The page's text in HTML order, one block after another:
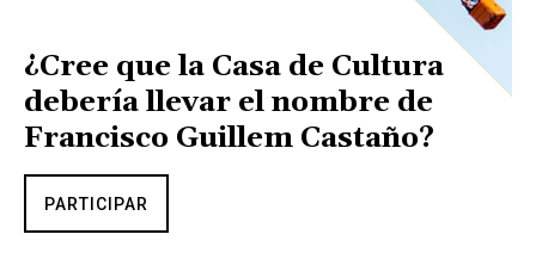
¿Cree que la Casa de Cultura
debería llevar el nombre de
Francisco Guillem Castaño?
PARTICIPAR